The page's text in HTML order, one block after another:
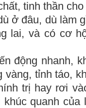
tinh thần
ở đâu, dù làm
lai, và có cơ
động nhanh,
tỉnh táo,
trị hay rơi
khúc quanh